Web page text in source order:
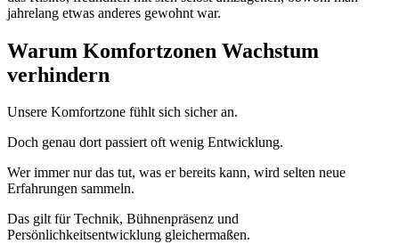
jahrelang etwas anderes gewohnt war.
Warum Komfortzonen Wachstum
verhindern
Unsere Komfortzone fühlt sich sicher an.
Doch genau dort passiert oft wenig Entwicklung.
Wer immer nur das tut, was er bereits kann, wird selten neue
Erfahrungen sammeln.
Das gilt für Technik, Bühnenpräsenz und
Persönlichkeitsentwicklung gleichermaßen.